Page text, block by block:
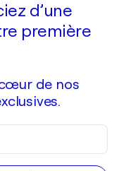
d’une
première
de nos